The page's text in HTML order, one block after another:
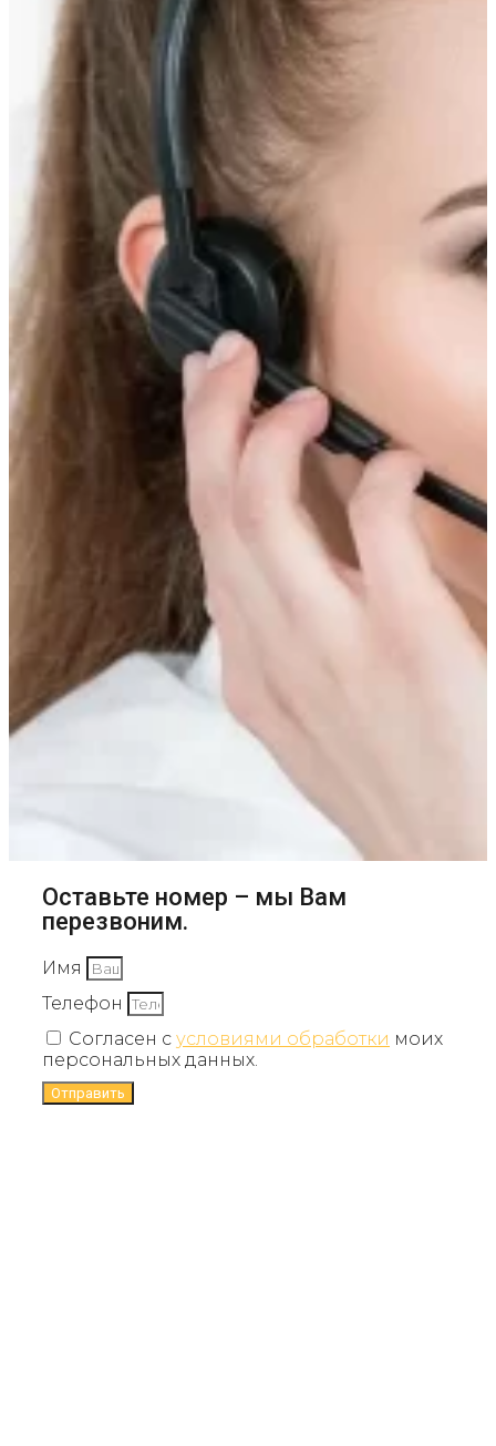
Оставьте номер – мы Вам
перезвоним.
Имя
Телефон
Согласен с условиями обработки моих
персональных данных.
Отправить